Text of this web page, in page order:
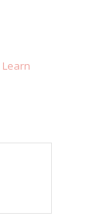
Learn